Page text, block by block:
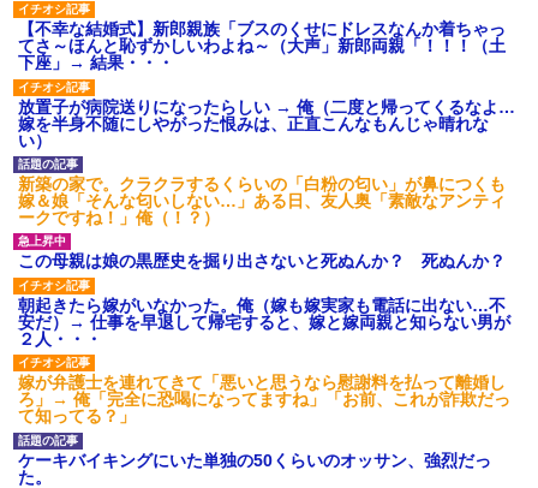
元夫の連れ子「俺の結婚式の時くらい、母親としての責任を果た
そうとは思わないのか！」→どうも連れ子は…
【戦争】不妊の俺嫁に弟嫁が2日間4歳児を託児 俺嫁はそこまで気
にしてなかったが、あまりにも子供が俺嫁に懐くので最後らへん
顔引きつってた → そして弟嫁が迎えに来た翌日…
【衝撃】女友達から行為中に告白されてOKした結果
｢昨日はお兄ちゃんと一緒にお風呂に入っちゃった～｣とか毎日兄
の話をしていたA子が事故で亡くなった。→Ａ子のお母さんの話に
驚愕…
妻と同居し始めたときから、よく妻が「どこかで音漏れしてな
い？音楽聞こえる」と言っていて…
9月に付き合い始めたけどこの、この人と結婚はないわと判断して
別れた。その元彼が交通事故で重体になっているらしく…
【不幸な結婚式】新郎親族「ブスのくせにドレスなんか着ちゃっ
てさ～ほんと恥ずかしいわよね～（大声」新郎両親「！！！（土
下座」→ 結果・・・
放置子が病院送りになったらしい → 俺（二度と帰ってくるなよ…
嫁を半身不随にしやがった恨みは、正直こんなもんじゃ晴れな
い）
新築の家で。クラクラするくらいの「白粉の匂い」が鼻につくも
嫁＆娘「そんな匂いしない…」ある日、友人奥「素敵なアンティ
ークですね！」俺（！？）
この母親は娘の黒歴史を掘り出さないと死ぬんか？ 死ぬんか？
朝起きたら嫁がいなかった。俺（嫁も嫁実家も電話に出ない…不
安だ）→ 仕事を早退して帰宅すると、嫁と嫁両親と知らない男が
２人・・・
嫁が弁護士を連れてきて「悪いと思うなら慰謝料を払って離婚し
ろ」→ 俺「完全に恐喝になってますね」「お前、これが詐欺だっ
て知ってる？」
ケーキバイキングにいた単独の50くらいのオッサン、強烈だっ
た。